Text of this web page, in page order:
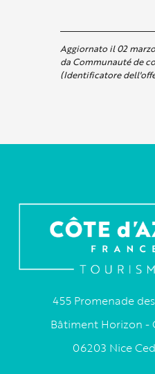
Aggiornato il 02
da Communauté de
(Identificatore
455 Promenade
Bâtiment Horizon -
06203 Nice